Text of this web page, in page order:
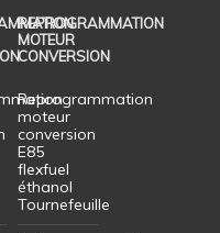
REPROGRAMMATION
MOTEUR
CONVERSION
Reprogrammation
moteur
conversion
E85
flexfuel
éthanol
Tournefeuille